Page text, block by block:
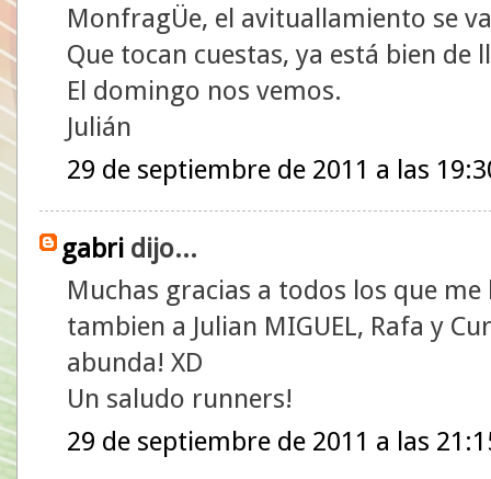
MonfragÜe, el avituallamiento se
Que tocan cuestas, ya está bien de
El domingo nos vemos.
Julián
29 de septiembre de 2011 a las
gabri dijo...
Muchas gracias a todos los que
tambien a Julian MIGUEL, Rafa y
abunda! XD
Un saludo runners!
29 de septiembre de 2011 a las